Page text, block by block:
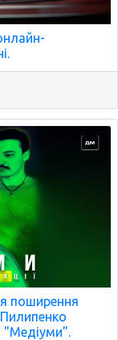
поширення
"Медіуми".